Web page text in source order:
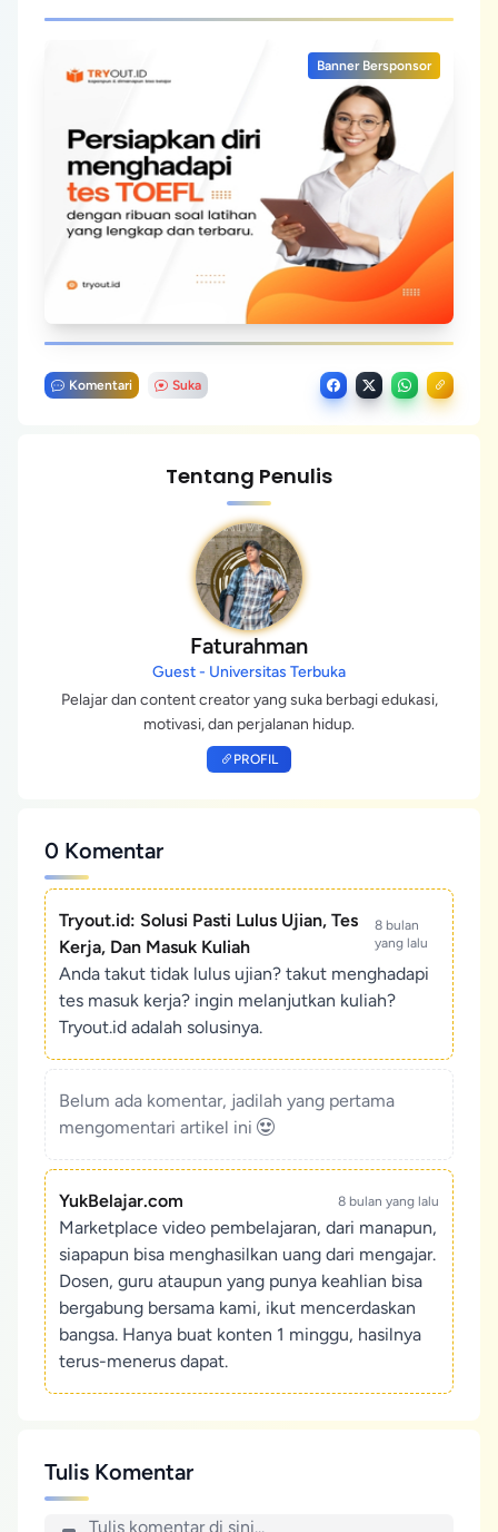
Banner Bersponsor
Komentari Suka
Tentang Penulis
Faturahman
Guest - Universitas Terbuka
Pelajar dan content creator yang suka berbagi edukasi,
motivasi, dan perjalanan hidup.
PROFIL
0 Komentar
Tryout.id: Solusi Pasti Lulus Ujian, Tes
Kerja, Dan Masuk Kuliah
8 bulan
yang lalu
Anda takut tidak lulus ujian? takut menghadapi
tes masuk kerja? ingin melanjutkan kuliah?
Tryout.id adalah solusinya.
Belum ada komentar, jadilah yang pertama
mengomentari artikel ini
YukBelajar.com 8 bulan yang lalu
Marketplace video pembelajaran, dari manapun,
siapapun bisa menghasilkan uang dari mengajar.
Dosen, guru ataupun yang punya keahlian bisa
bergabung bersama kami, ikut mencerdaskan
bangsa. Hanya buat konten 1 minggu, hasilnya
terus-menerus dapat.
Tulis Komentar